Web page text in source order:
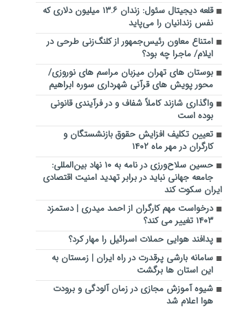
قلعه دیجیتال سئول: زندان ۱۳.۶ میلیون دلاری که
نفس زندانیان را می‌پاید
امتناع معاون رئیس‌جمهور از کلنگ‌زنی طرحی در
ایلام/ ماجرا چه بود؟
بوستان های تهران میزبان مراسم های نوروزی/
محور پویش های قرآنی شهرداری سوره ابراهیم
واگذاری شازند کاملاً شفاف و در فرآیندی قانونی
بوده است
تعیین تکلیف افزایش حقوق بازنشستگان و
کارگران در مهر ماه ۱۴۰۲
حسین سلاح‌ورزی در نامه به ۱۰ نهاد بین‌المللی:
جامعه جهانی نباید در برابر تهدید امنیت اقتصادی
ایران سکوت کند
درخواست مهم کارگران از احمد میدری | دستمزد
۱۴۰۳ تغییر می کند؟
پدافند هوایی حملات اسرائیل را مهار کرد؟
سامانه بارشی پرقدرت در راه ایران | زمستان به
این استان ها برگشت
شیوه آموزش مجازی در زمان آلودگی و برودت
هوا اعلام شد